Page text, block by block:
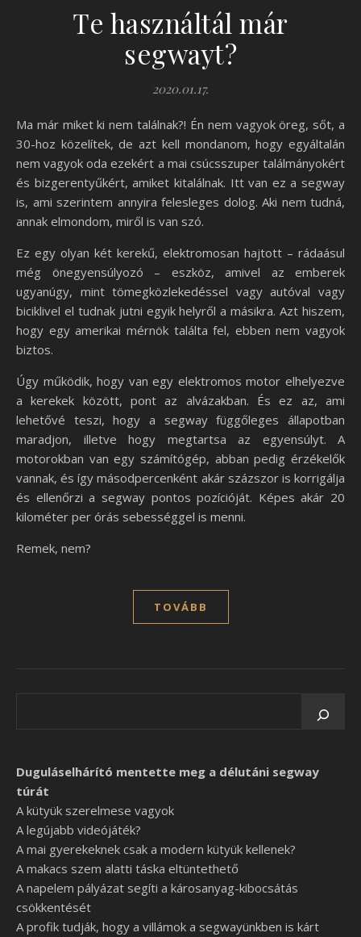
Te használtál már
segwayt?
2020.01.17.
Ma már miket ki nem találnak?! Én nem vagyok öreg, sőt, a
30-hoz közelítek, de azt kell mondanom, hogy egyáltalán
nem vagyok oda ezekért a mai csúcsszuper találmányokért
és bizgerentyűkért, amiket kitalálnak. Itt van ez a segway
is, ami szerintem annyira felesleges dolog. Aki nem tudná,
annak elmondom, miről is van szó.
Ez egy olyan két kerekű, elektromosan hajtott – rádaásul
még önegyensúlyozó – eszköz, amivel az emberek
ugyanúgy, mint tömegközlekedéssel vagy autóval vagy
biciklivel el tudnak jutni egyik helyről a másikra. Azt hiszem,
hogy egy amerikai mérnök találta fel, ebben nem vagyok
biztos.
Úgy működik, hogy van egy elektromos motor elhelyezve
a kerekek között, pont az alvázakban. És ez az, ami
lehetővé teszi, hogy a segway függőleges állapotban
maradjon, illetve hogy megtartsa az egyensúlyt. A
motorokban van egy számítógép, abban pedig érzékelők
vannak, és így másodpercenként akár százszor is korrigálja
és ellenőrzi a segway pontos pozícióját. Képes akár 20
kilométer per órás sebességgel is menni.
Remek, nem?
TOVÁBB
Duguláselhárító mentette meg a délutáni segway
túrát
A kütyük szerelmese vagyok
A legújabb videójáték?
A mai gyerekeknek csak a modern kütyük kellenek?
A makacs szem alatti táska eltüntethető
A napelem pályázat segíti a károsanyag-kibocsátás
csökkentését
A profik tudják, hogy a villámok a segwayünkben is kárt